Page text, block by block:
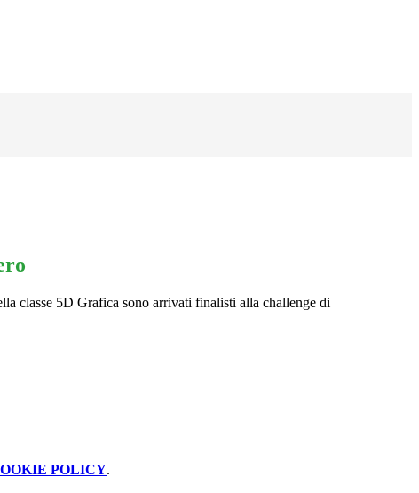
classe 5D Grafica sono arrivati finalisti alla challenge di
POLICY.